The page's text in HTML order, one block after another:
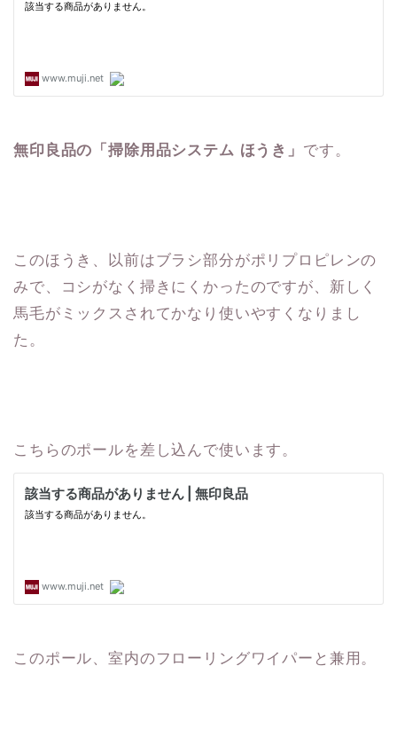
無印良品の「掃除用品システム ほうき」 です。
このほうき、以前はブラシ部分がポリプロピレンの
みで、コシがなく掃きにくかったのですが、新しく
馬毛がミックスされてかなり使いやすくなりまし
た。
こちらのポールを差し込んで使います。
このポール、室内のフローリングワイパーと兼用。